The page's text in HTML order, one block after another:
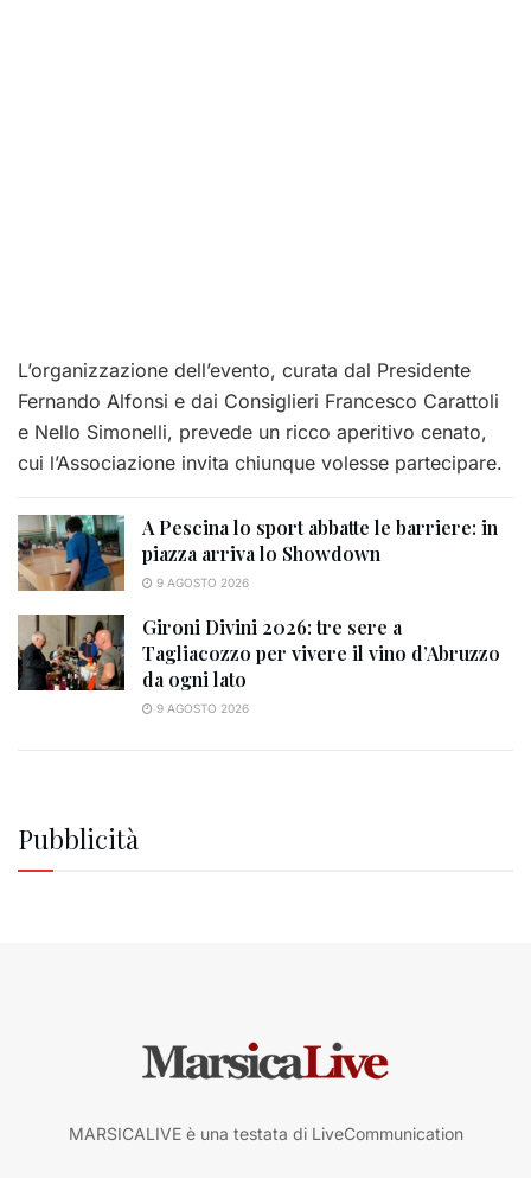
L’organizzazione dell’evento, curata dal Presidente
Fernando Alfonsi e dai Consiglieri Francesco Carattoli
e Nello Simonelli, prevede un ricco aperitivo cenato,
cui l’Associazione invita chiunque volesse partecipare.
A Pescina lo sport abbatte le barriere: in
piazza arriva lo Showdown
9 AGOSTO 2026
Gironi Divini 2026: tre sere a
Tagliacozzo per vivere il vino d’Abruzzo
da ogni lato
9 AGOSTO 2026
Pubblicità
MARSICALIVE è una testata di LiveCommunication